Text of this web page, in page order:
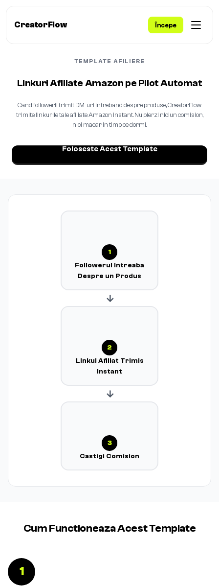
CreatorFlow Începe
TEMPLATE AFILIERE
Linkuri Afiliate Amazon pe Pilot Automat
Cand followerii trimit DM-uri intreband despre produse, CreatorFlow
trimite linkurile tale afiliate Amazon instant. Nu pierzi niciun comision,
nici macar in timp ce dormi.
Foloseste Acest Template
1
Followerul Intreaba
Despre un Produs
→
2
Linkul Afiliat Trimis
Instant
→
3
Castigi Comision
Cum Functioneaza Acest Template
1